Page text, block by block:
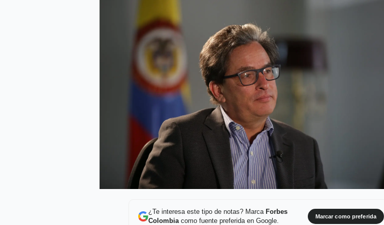
¿Te interesa este tipo de notas? Marca Forbes
Colombiacomo fuente preferida en Google.
Marcar como preferida